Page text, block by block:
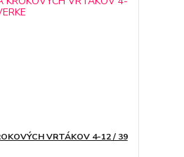
VRTÁKOV 4-12 / 39